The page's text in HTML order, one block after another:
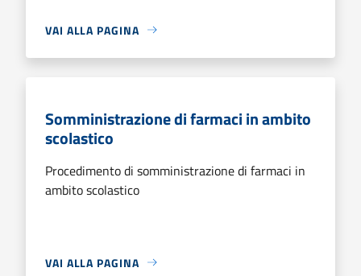
VAI ALLA PAGINA
Somministrazione di farmaci in ambito
scolastico
Procedimento di somministrazione di farmaci in
ambito scolastico
VAI ALLA PAGINA